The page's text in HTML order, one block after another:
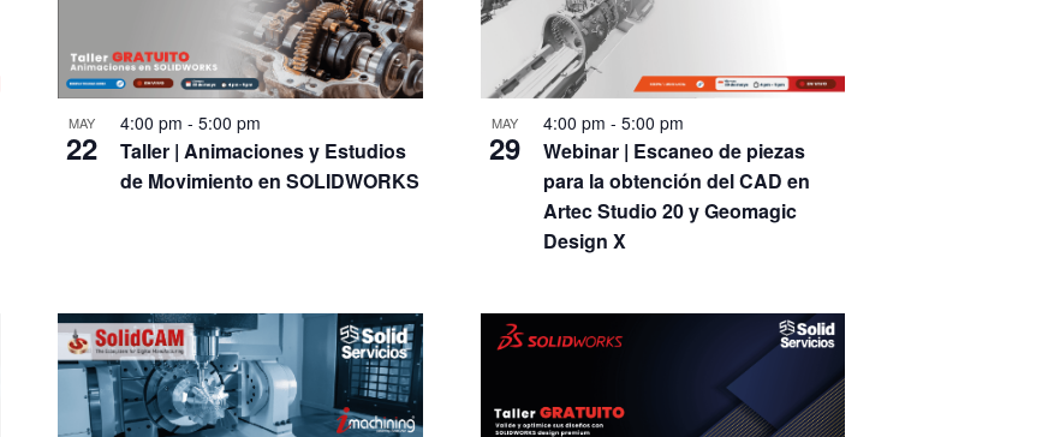
MAY
22
4:00 pm-5:00 pm
Taller | Animaciones y Estudios
de Movimiento en SOLIDWORKS
MAY
29
4:00 pm - 5:00 pm
Webinar | Escaneo de piezas
para la obtención del CAD en
Artec Studio 20 y Geomagic
Design X